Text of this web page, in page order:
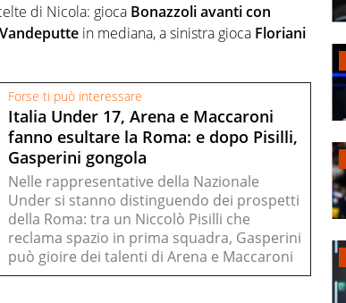
di Nicola: gioca Bonazzoli avanti con
Vandeputte in mediana, a sinistra gioca Floriani
Forse ti può interessare
Italia Under 17, Arena e Maccaroni
fanno esultare la Roma: e dopo Pisilli,
Gasperini gongola
Nelle rappresentative della Nazionale
Under si stanno distinguendo dei prospetti
della Roma: tra un Niccolò Pisilli che
reclama spazio in prima squadra, Gasperini
può gioire dei talenti di Arena e Maccaroni